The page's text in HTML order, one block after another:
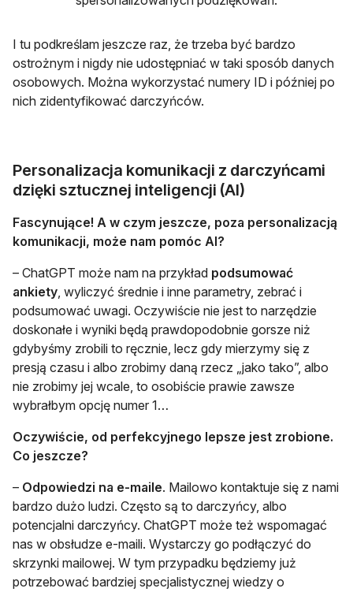
I tu podkreślam jeszcze raz, że trzeba być bardzo
ostrożnym i nigdy nie udostępniać w taki sposób danych
osobowych. Można wykorzystać numery ID i później po
nich zidentyfikować darczyńców.
Personalizacja komunikacji z darczyńcami
dzięki sztucznej inteligencji (AI)
Fascynujące! A w czym jeszcze, poza personalizacją
komunikacji, może nam pomóc AI?
– ChatGPT może nam na przykład podsumować
ankiety, wyliczyć średnie i inne parametry, zebrać i
podsumować uwagi. Oczywiście nie jest to narzędzie
doskonałe i wyniki będą prawdopodobnie gorsze niż
gdybyśmy zrobili to ręcznie, lecz gdy mierzymy się z
presją czasu i albo zrobimy daną rzecz „jako tako”, albo
nie zrobimy jej wcale, to osobiście prawie zawsze
wybrałbym opcję numer 1…
Oczywiście, od perfekcyjnego lepsze jest zrobione.
Co jeszcze?
– Odpowiedzi na e-maile. Mailowo kontaktuje się z nami
bardzo dużo ludzi. Często są to darczyńcy, albo
potencjalni darczyńcy. ChatGPT może też wspomagać
nas w obsłudze e-maili. Wystarczy go podłączyć do
skrzynki mailowej. W tym przypadku będziemy już
potrzebować bardziej specjalistycznej wiedzy o